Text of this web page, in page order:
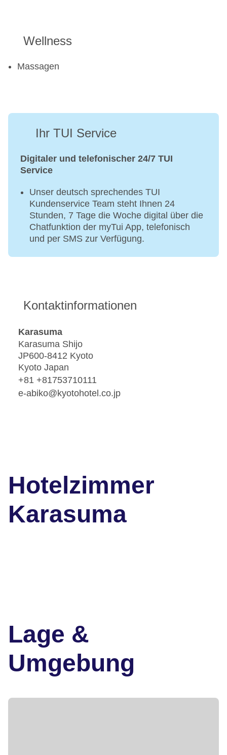
Wellness
Massagen
Ihr TUI Service
Digitaler und telefonischer 24/7 TUI
Service
Unser deutsch sprechendes TUI
Kundenservice Team steht Ihnen 24
Stunden, 7 Tage die Woche digital über die
Chatfunktion der myTui App, telefonisch
und per SMS zur Verfügung.
Kontaktinformationen
Karasuma
Karasuma Shijo
JP600-8412 Kyoto
Kyoto Japan
+81 +81753710111
e-abiko@kyotohotel.co.jp
Hotelzimmer
Karasuma
Lage &
Umgebung